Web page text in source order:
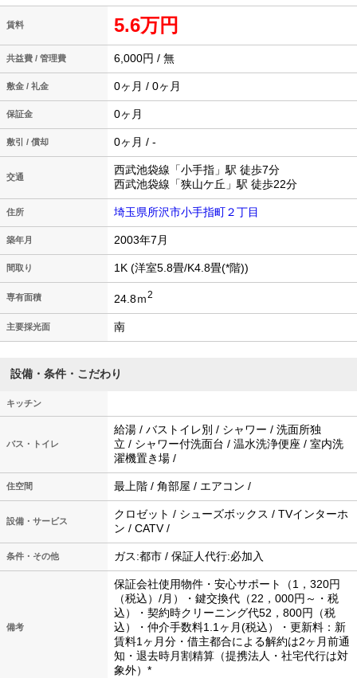
賃料 5.6万円
共益費 / 管理費 6,000円 / 無
敷金 / 礼金 0ヶ月 / 0ヶ月
保証金 0ヶ月
敷引 / 償却 0ヶ月 / -
交通
西武池袋線「小手指」駅 徒歩7分
西武池袋線「狭山ケ丘」駅 徒歩22分
住所 埼玉県所沢市小手指町２丁目
築年月 2003年7月
間取り 1K (洋室5.8畳/K4.8畳(*階))
専有面積 24.8ｍ2
主要採光面 南
設備・条件・こだわり
キッチン
バス・トイレ
給湯 / バストイレ別 / シャワー / 洗面所独
立 / シャワー付洗面台 / 温水洗浄便座 / 室内洗
濯機置き場 /
住空間 最上階 / 角部屋 / エアコン /
設備・サービス
クロゼット / シューズボックス / TVインターホ
ン / CATV /
条件・その他 ガス:都市 / 保証人代行:必加入
備考
保証会社使用物件・安心サポート（1，320円
（税込）/月）・鍵交換代（22，000円～・税
込）・契約時クリーニング代52，800円（税
込）・仲介手数料1.1ヶ月(税込）・更新料：新
賃料1ヶ月分・借主都合による解約は2ヶ月前通
知・退去時月割精算（提携法人・社宅代行は対
象外）*